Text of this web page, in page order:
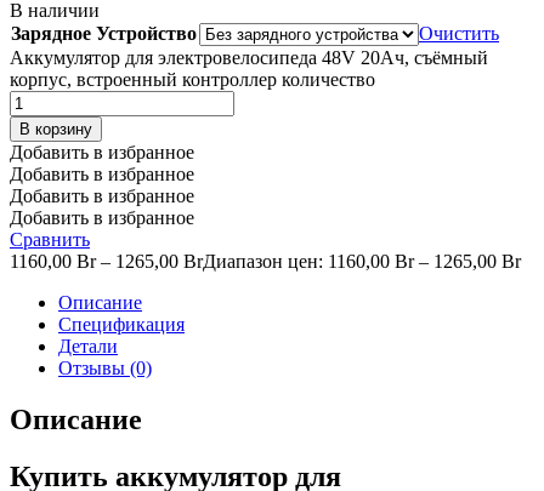
В наличии
Зарядное Устройство
Очистить
Аккумулятор для электровелосипеда 48V 20Ач, съёмный
корпус, встроенный контроллер количество
В корзину
Добавить в избранное
Добавить в избранное
Добавить в избранное
Добавить в избранное
Сравнить
1160,00 Br – 1265,00 BrДиапазон цен: 1160,00 Br – 1265,00 Br
Описание
Спецификация
Детали
Отзывы (0)
Описание
Купить аккумулятор для